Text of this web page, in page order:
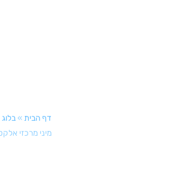
»בלוג ניקיון מהיר
מיני מרכזי אלקטרה